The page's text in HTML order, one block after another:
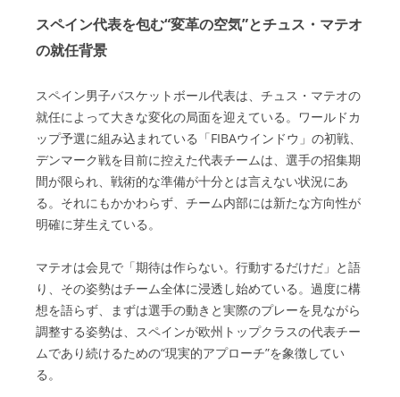
スペイン代表を包む“変革の空気”とチュス・マテオ
の就任背景
スペイン男子バスケットボール代表は、チュス・マテオの
就任によって大きな変化の局面を迎えている。ワールドカ
ップ予選に組み込まれている「FIBAウインドウ」の初戦、
デンマーク戦を目前に控えた代表チームは、選手の招集期
間が限られ、戦術的な準備が十分とは言えない状況にあ
る。それにもかかわらず、チーム内部には新たな方向性が
明確に芽生えている。
マテオは会見で「期待は作らない。行動するだけだ」と語
り、その姿勢はチーム全体に浸透し始めている。過度に構
想を語らず、まずは選手の動きと実際のプレーを見ながら
調整する姿勢は、スペインが欧州トップクラスの代表チー
ムであり続けるための“現実的アプローチ”を象徴してい
る。